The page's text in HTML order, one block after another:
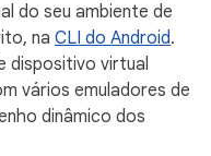
do seu ambiente de
na CLI do Android.
dispositivo virtual
vários emuladores de
dinâmico dos